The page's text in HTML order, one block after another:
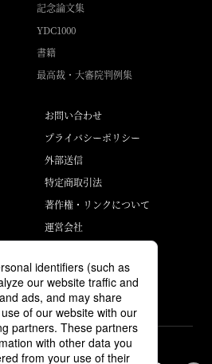
記念論文集
YDC1000
書籍
最高裁・大審院判例集
お問い合わせ
プライバシーポリシー
外部送信
特定商取引法
著作権・リンクについて
運営会社